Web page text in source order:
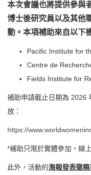
本次會議也將提供參與
博士後研究員以及其他
動。本項補助來自以下
Pacific Institute for
Centre de
Fields Institute for
補助申請截止日期為 2026
放：
https://
*補助只限於實體參加，線
此外，活動的海報發表徵